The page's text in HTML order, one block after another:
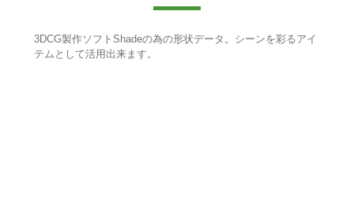
3DCG製作ソフトShadeの為の形状データ。シーンを彩るアイ
テムとして活用出来ます。